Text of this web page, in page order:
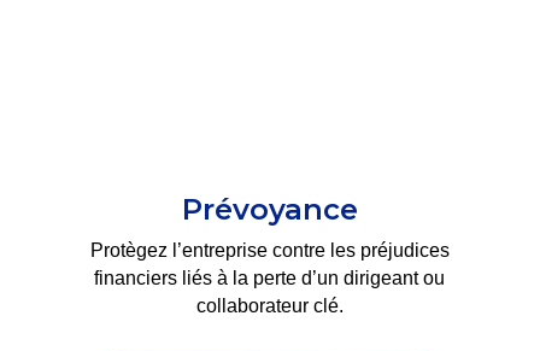
Prévoyance
Protègez l’entreprise contre les préjudices
financiers liés à la perte d’un dirigeant ou
collaborateur clé.